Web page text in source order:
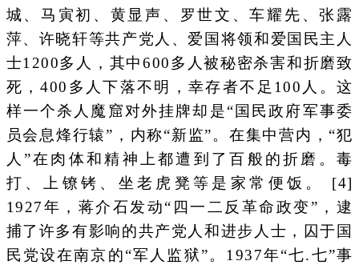
城、马寅初、黄显声、罗世文、车耀先、张露
萍、许晓轩等共产党人、爱国将领和爱国民主人
士1200多人，其中600多人被秘密杀害和折磨致
死，400多人下落不明，幸存者不足100人。这
样一个杀人魔窟对外挂牌却是“国民政府军事委
员会息烽行辕”，内称“新监”。在集中营内，“犯
人”在肉体和精神上都遭到了百般的折磨。毒
打、上镣铐、坐老虎凳等是家常便饭。 [4]
1927年，蒋介石发动“四一二反革命政变”，逮
捕了许多有影响的共产党人和进步人士，囚于国
民党设在南京的“军人监狱”。1937年“七.七”事